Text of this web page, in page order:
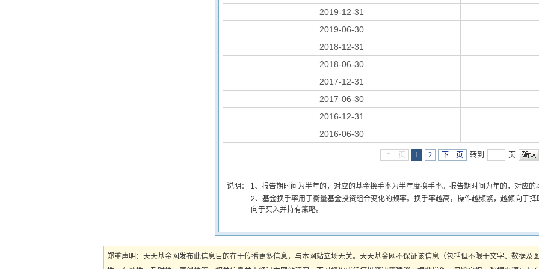
2019-12-31
2019-06-30
2018-12-31
2018-06-30
2017-12-31
2017-06-30
2016-12-31
2016-06-30
上一页 1 2 下一页 转到 页
说明：
1、报告期时间为半年的，对应的基金换手率为半年度换手率。报告期时间为年的，对应
2、基金换手率用于衡量基金投资组合变化的频率。换手率越高，操作越频繁，越倾向于
向于买入并持有策略。
郑重声明：天天基金网发布此信息目的在于传播更多信息，与本网站立场无关。天天基金网不保证该信息（包括但不限于文字、数据及